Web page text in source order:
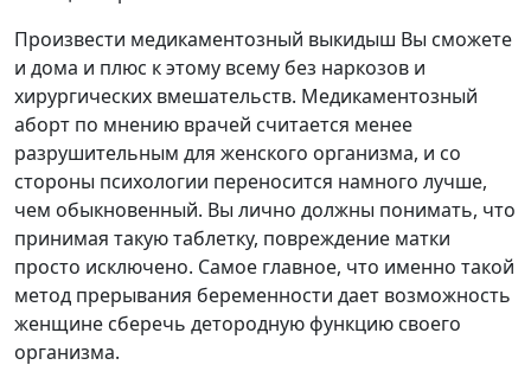
Произвести медикаментозный выкидыш Вы сможете
и дома и плюс к этому всему без наркозов и
хирургических вмешательств. Медикаментозный
аборт по мнению врачей считается менее
разрушительным для женского организма, и со
стороны психологии переносится намного лучше,
чем обыкновенный. Вы лично должны понимать, что
принимая такую таблетку, повреждение матки
просто исключено. Самое главное, что именно такой
метод прерывания беременности дает возможность
женщине сберечь детородную функцию своего
организма.